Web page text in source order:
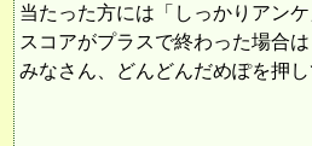
当たった方には「しっかりアン
スコアがプラスで終わった場合
みなさん、どんどんだめぽを押し